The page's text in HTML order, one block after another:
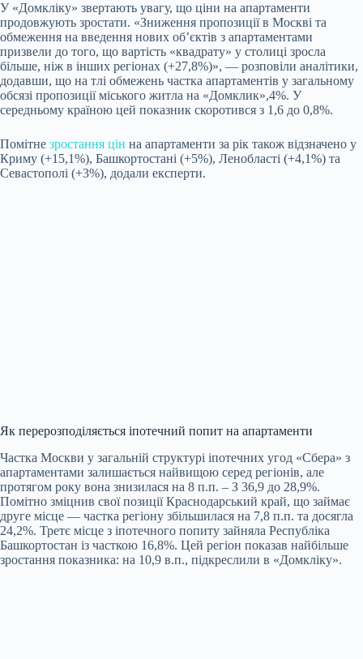
У «Домкліку» звертають увагу, що ціни на апартаменти
продовжують зростати. «Зниження пропозиції в Москві та
обмеження на введення нових об’єктів з апартаментами
призвели до того, що вартість «квадрату» у столиці зросла
більше, ніж в інших регіонах (+27,8%)», — розповіли аналітики,
додавши, що на тлі обмежень частка апартаментів у загальному
обсязі пропозиції міського житла на «Домклик»,4%. У
середньому країною цей показник скоротився з 1,6 до 0,8%.
Помітне зростання цін на апартаменти за рік також відзначено у
Криму (+15,1%), Башкортостані (+5%), Ленобласті (+4,1%) та
Севастополі (+3%), додали експерти.
Як перерозподіляється іпотечний попит на апартаменти
Частка Москви у загальній структурі іпотечних угод «Сбера» з
апартаментами залишається найвищою серед регіонів, але
протягом року вона знизилася на 8 п.п. – З 36,9 до 28,9%.
Помітно зміцнив свої позиції Краснодарський край, що займає
друге місце — частка регіону збільшилася на 7,8 п.п. та досягла
24,2%. Третє місце з іпотечного попиту зайняла Республіка
Башкортостан із часткою 16,8%. Цей регіон показав найбільше
зростання показника: на 10,9 в.п., підкреслили в «Домкліку».